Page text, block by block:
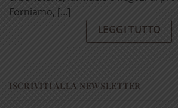
Forniamo, [...]
LEGGI TUTTO
ISCRIVITI ALLA NEWSLETTER